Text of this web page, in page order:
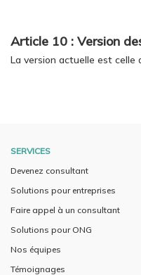
Article 10 : Version
La version actuelle est celle
SERVICES
Devenez consultant
Solutions pour entreprises
Faire appel à un consultant
Solutions pour ONG
Nos équipes
Témoignages